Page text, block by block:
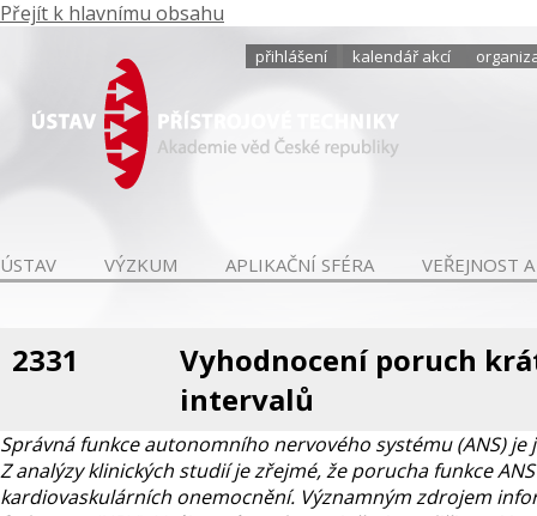
Přejít k hlavnímu obsahu
přihlášení kalendář akcí
ÚSTAV VÝZKUM APLIKAČNÍ SFÉRA VEŘEJNOST
2331
Vyhodnocení poruch
intervalů
Správná funkce autonomního nervového systému (ANS)
Z analýzy klinických studií je zřejmé, že porucha funkce
kardiovaskulárních onemocnění. Významným zdrojem